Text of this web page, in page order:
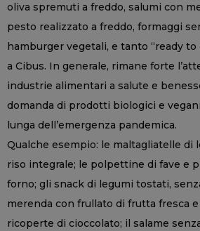
oliva spremuti a freddo, salumi con
pesto realizzato a freddo, formaggi
hamburger vegetali, e tanto “ready
a Cibus. In generale, rimane forte
industrie alimentari a salute e
domanda di prodotti biologici e
lunga dell’emergenza pandemica.
Qualche esempio: le maltagliatelle di
riso integrale; le polpettine di fave e
forno; gli snack di legumi tostati,
merenda con frullato di frutta fresca
ricoperte di cioccolato; il salame